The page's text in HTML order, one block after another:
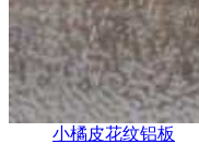
小橘皮花纹铝板